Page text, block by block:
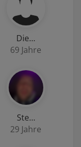
Die…
69 Jahre
Ste…
29 Jahre